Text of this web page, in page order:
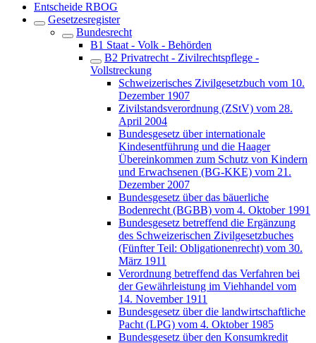
Entscheide RBOG
Gesetzesregister
Bundesrecht
B1 Staat - Volk - Behörden
B2 Privatrecht - Zivilrechtspflege -
Vollstreckung
Schweizerisches Zivilgesetzbuch vom 10.
Dezember 1907
Zivilstandsverordnung (ZStV) vom 28.
April 2004
Bundesgesetz über internationale
Kindesentführung und die Haager
Übereinkommen zum Schutz von Kindern
und Erwachsenen (BG-KKE) vom 21.
Dezember 2007
Bundesgesetz über das bäuerliche
Bodenrecht (BGBB) vom 4. Oktober 1991
Bundesgesetz betreffend die Ergänzung
des Schweizerischen Zivilgesetzbuches
(Fünfter Teil: Obligationenrecht) vom 30.
März 1911
Verordnung betreffend das Verfahren bei
der Gewährleistung im Viehhandel vom
14. November 1911
Bundesgesetz über die landwirtschaftliche
Pacht (LPG) vom 4. Oktober 1985
Bundesgesetz über den Konsumkredit